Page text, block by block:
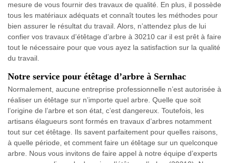
mesure de vous fournir des travaux de qualité. En plus, il possède
tous les matériaux adéquats et connaît toutes les méthodes pour
bien assurer le résultat du travail. Alors, n’attendez plus de lui
confier vos travaux d’étêtage d’arbre à 30210 car il est prêt à faire
tout le nécessaire pour que vous ayez la satisfaction sur la qualité
du travail.
Notre service pour étêtage d’arbre à Sernhac
Normalement, aucune entreprise professionnelle n’est autorisée à
réaliser un étêtage sur n’importe quel arbre. Quelle que soit
l’origine de l’arbre et son état, c’est dangereux. Toutefois, les
artisans élagueurs sont formés en travaux d’arbres notamment
tout sur cet étêtage. Ils savent parfaitement pour quelles raisons,
à quelle période, et comment faire un étêtage sur un quelconque
arbre. Nous vous invitons de faire appel à notre équipe d’experts